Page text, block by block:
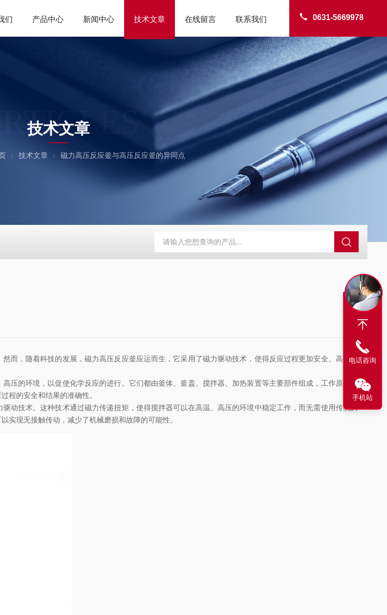
0631-5669978
们 产品中心 新闻中心 技术文章 在线留言 联系我们
技术文章
技术文章 磁力高压反应釜与高压反应釜的异同点
，随着科技的发展，磁力高压反应釜应运而生，它采用了磁力驱动技术，使得反应过程更加安全、高效。
的环境，以促使化学反应的进行。它们都由釜体、釜盖、搅拌器、加热装置等主要部件组成，工作原理也
程的安全和结果的准确性。
技术。这种技术通过磁力传递扭矩，使得搅拌器可以在高温、高压的环境中稳定工作，而无需使用传统的
实现无接触传动，减少了机械磨损和故障的可能性。
电话咨询
手机站